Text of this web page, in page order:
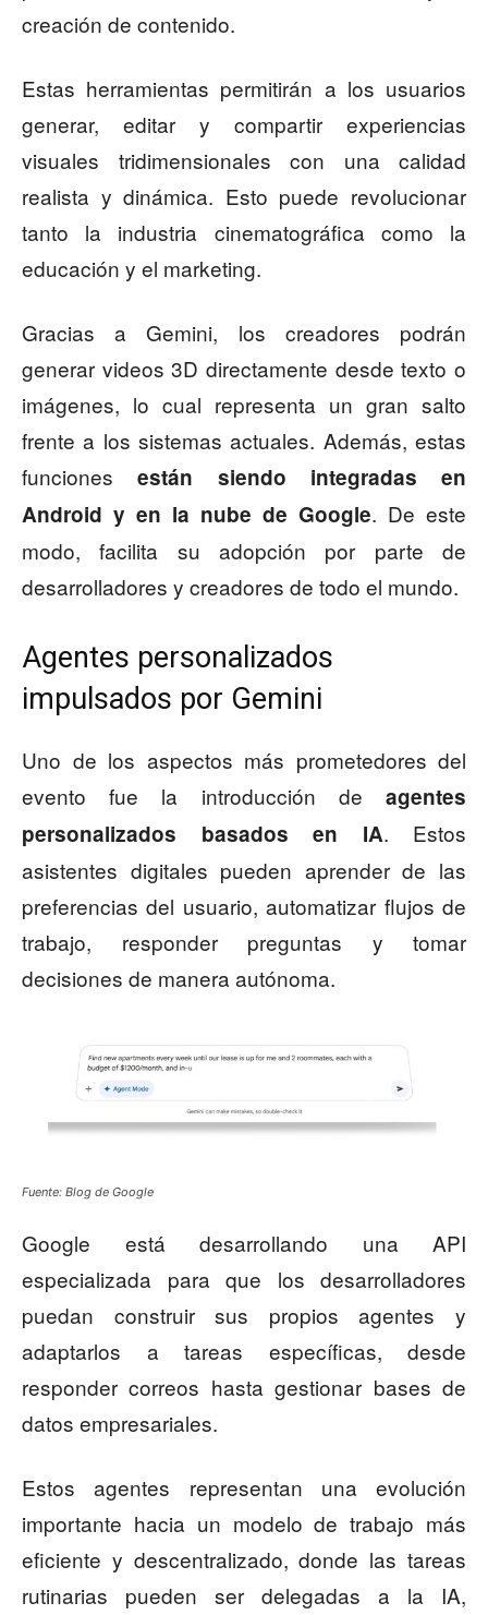
creación de contenido.
Estas herramientas permitirán a los usuarios
generar, editar y compartir experiencias
visuales tridimensionales con una calidad
realista y dinámica. Esto puede revolucionar
tanto la industria cinematográfica como la
educación y el marketing.
Gracias a Gemini, los creadores podrán
generar videos 3D directamente desde texto o
imágenes, lo cual representa un gran salto
frente a los sistemas actuales. Además, estas
funcionesestán siendo integradas en
Android y en la nube de Google. De este
modo, facilita su adopción por parte de
desarrolladores y creadores de todo el mundo.
Agentes personalizados
impulsados por Gemini
Uno de los aspectos más prometedores del
evento fue la introducción de agentes
personalizados basados en IA. Estos
asistentes digitales pueden aprender de las
preferencias del usuario, automatizar flujos de
trabajo, responder preguntas y tomar
decisiones de manera autónoma.
Fuente: Blog de Google
Google está desarrollando una API
especializada para que los desarrolladores
puedan construir sus propios agentes y
adaptarlos a tareas específicas, desde
responder correos hasta gestionar bases de
datos empresariales.
Estos agentes representan una evolución
importante hacia un modelo de trabajo más
eficiente y descentralizado, donde las tareas
rutinarias pueden ser delegadas a la IA,